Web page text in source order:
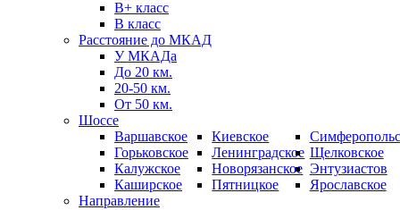
В+ класс
B класс
Расстояние до МКАД
У МКАДа
До 20 км.
20-50 км.
От 50 км.
Шоссе
Варшавское
Горьковское
Калужское
Каширское
Киевское
Ленинградское
Новорязанское
Пятницкое
Щелковское
Энтузиастов
Ярославское
Направление